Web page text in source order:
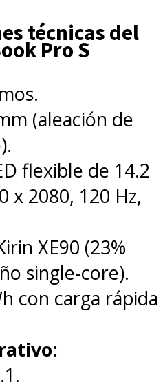
técnicas del
Pro S
(aleación de
flexible de 14.2
x 2080, 120 Hz,
XE90 (23%
single-core).
con carga rápida